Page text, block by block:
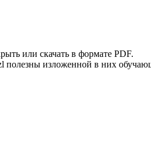
или скачать в формате PDF.
полезны изложенной в них